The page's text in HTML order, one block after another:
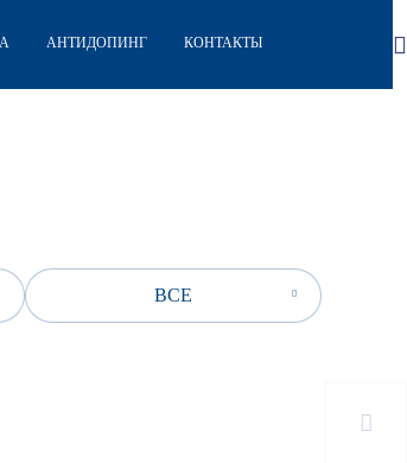
АНТИДОПИНГ КОНТАКТЫ
ВСЕ